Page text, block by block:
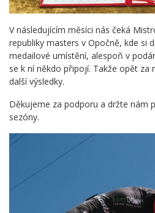
V následujícím měsíci nás čeká
republiky masters v Opočně, kde si
medailové umístění, alespoň v
se k ní někdo připojí. Takže opět za
další výsledky.
Děkujeme za podporu a držte nám
sezóny.